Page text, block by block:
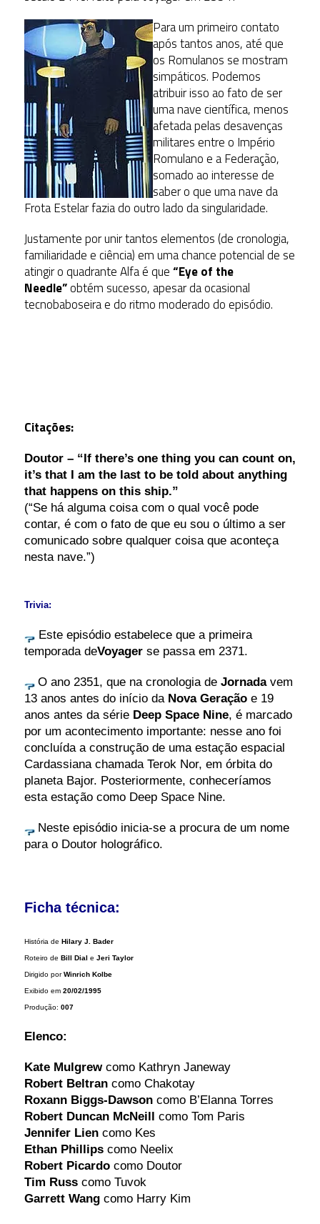
Para um primeiro contato
após tantos anos, até que
os Romulanos se mostram
simpáticos. Podemos
atribuir isso ao fato de ser
uma nave científica, menos
afetada pelas desavenças
militares entre o Império
Romulano e a Federação,
somado ao interesse de
saber o que uma nave da
Frota Estelar fazia do outro lado da singularidade.
Justamente por unir tantos elementos (de cronologia,
familiaridade e ciência) em uma chance potencial de se
atingir o quadrante Alfa é que“Eye of the
Needle”obtém sucesso, apesar da ocasional
tecnobaboseira e do ritmo moderado do episódio.
Citações:
Doutor – “If there’s one thing you can count on,
it’s that I am the last to be told about anything
that happens on this ship.”
(“Se há alguma coisa com o qual você pode
contar, é com o fato de que eu sou o último a ser
comunicado sobre qualquer coisa que aconteça
nesta nave.”)
Trivia:
Este episódio estabelece que a primeira
temporada deVoyagerse passa em 2371.
O ano 2351, que na cronologia de Jornadavem
13 anos antes do início da Nova Geraçãoe 19
anos antes da série Deep Space Nine, é marcado
por um acontecimento importante: nesse ano foi
concluída a construção de uma estação espacial
Cardassiana chamada Terok Nor, em órbita do
planeta Bajor. Posteriormente, conheceríamos
esta estação como Deep Space Nine.
Neste episódio inicia-se a procura de um nome
para o Doutor holográfico.
Ficha técnica:
História de Hilary J. Bader
Roteiro de Bill Dial e Jeri Taylor
Dirigido porWinrich Kolbe
Exibido em 20/02/1995
Produção: 007
Elenco:
Kate Mulgrewcomo Kathryn Janeway
Robert Beltrancomo Chakotay
Roxann Biggs-Dawsoncomo B’Elanna Torres
Robert Duncan McNeill como Tom Paris
Jennifer Liencomo Kes
Ethan Phillipscomo Neelix
Robert Picardocomo Doutor
Tim Russcomo Tuvok
Garrett Wangcomo Harry Kim